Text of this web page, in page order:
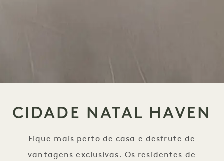
CIDADE NATAL HAVEN
Fique mais perto de casa e desfrute de
vantagens exclusivas. Os residentes de